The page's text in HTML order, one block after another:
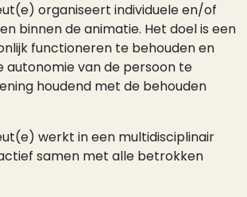
organiseert individuele en/of
binnen de animatie. Het doel is een
functioneren te behouden en
autonomie van de persoon te
houdend met de behouden
werkt in een multidisciplinair
samen met alle betrokken